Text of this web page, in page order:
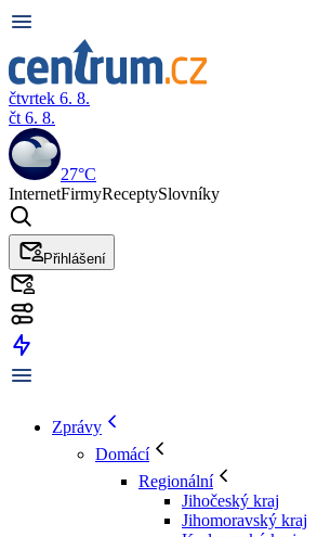
čtvrtek 6. 8.
čt 6. 8.
27°C
InternetFirmyReceptySlovníky
Přihlášení
Zprávy
Domácí
Regionální
Jihočeský kraj
Jihomoravský kraj